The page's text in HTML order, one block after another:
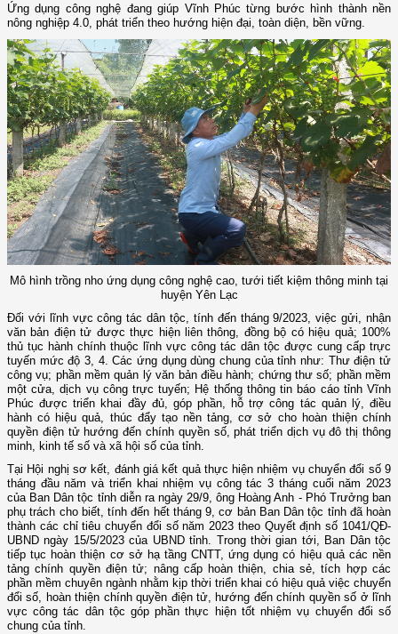
Ứng dụng công nghệ đang giúp Vĩnh Phúc từng bước hình thành nền
nông nghiệp 4.0, phát triển theo hướng hiện đại, toàn diện, bền vững.
Mô hình trồng nho ứng dụng công nghệ cao, tưới tiết kiệm thông minh tại
huyện Yên Lạc
Đối với lĩnh vực công tác dân tộc, tính đến tháng 9/2023, việc gửi, nhận
văn bản điện tử được thực hiện liên thông, đồng bộ có hiệu quả; 100%
thủ tục hành chính thuộc lĩnh vực công tác dân tộc được cung cấp trực
tuyến mức độ 3, 4. Các ứng dụng dùng chung của tỉnh như: Thư điện tử
công vụ; phần mềm quản lý văn bản điều hành; chứng thư số; phần mềm
một cửa, dịch vụ công trực tuyến; Hệ thống thông tin báo cáo tỉnh Vĩnh
Phúc được triển khai đầy đủ, góp phần, hỗ trợ công tác quản lý, điều
hành có hiệu quả, thúc đẩy tạo nền tảng, cơ sở cho hoàn thiện chính
quyền điện tử hướng đến chính quyền số, phát triển dịch vụ đô thị thông
minh, kinh tế số và xã hội số của tỉnh.
Tại Hội nghị sơ kết, đánh giá kết quả thực hiện nhiệm vụ chuyển đổi số 9
tháng đầu năm và triển khai nhiệm vụ công tác 3 tháng cuối năm 2023
của Ban Dân tộc tỉnh diễn ra ngày 29/9, ông Hoàng Anh - Phó Trưởng ban
phụ trách cho biết, tính đến hết tháng 9, cơ bản Ban Dân tộc tỉnh đã hoàn
thành các chỉ tiêu chuyển đổi số năm 2023 theo Quyết định số 1041/QĐ-
UBND ngày 15/5/2023 của UBND tỉnh. Trong thời gian tới, Ban Dân tộc
tiếp tục hoàn thiện cơ sở hạ tầng CNTT, ứng dụng có hiệu quả các nền
tảng chính quyền điện tử; nâng cấp hoàn thiện, chia sẻ, tích hợp các
phần mềm chuyên ngành nhằm kịp thời triển khai có hiệu quả việc chuyển
đổi số, hoàn thiện chính quyền điện tử, hướng đến chính quyền số ở lĩnh
vực công tác dân tộc góp phần thực hiện tốt nhiệm vụ chuyển đổi số
chung của tỉnh.